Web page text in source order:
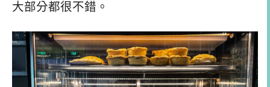
大部分都很不錯。